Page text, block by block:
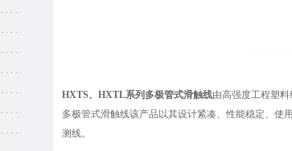
HXTS、HXTL系列多极管式滑触线由高强度工程塑
多极管式滑触线该产品以其设计紧凑、性能稳定、使
测线。